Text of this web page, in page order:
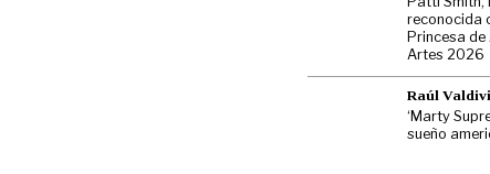
reconocida
Princesa
Artes 2026
Raúl
‘Marty
sueño